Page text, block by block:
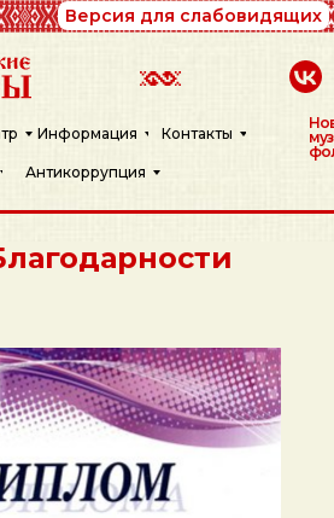
Версия для слабовидящих
Информация Контакты
Антикоррупция